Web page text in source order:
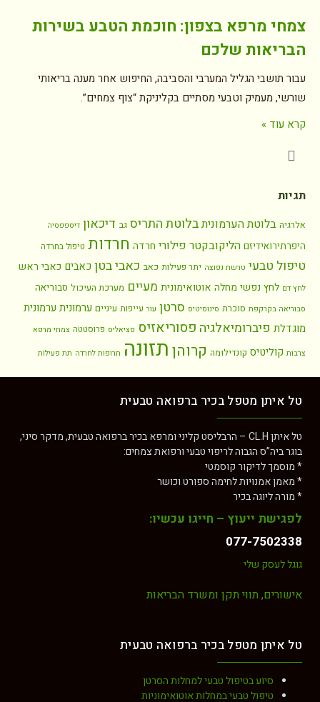
צמחי מרפא בצפון: חוכמת הטבע בשירות
הבריאות שלכם
עבור תושבי הגליל המערבי והסביבה, החיפוש אחר מענה בריאותי
שורשי, מעמיק וטבעי מסתיים בקליניקת “צוף צמחים”.
קרא עוד »
תגיות
אלרגיה בלוטת הערמוניתבלוטת התריס גב דיכאון דיספפסיה
היפרתירואידיזם הליקובקטר פילורי חרדה חרדות טיפול בחרדה
טיפול טבעי טרשת נפוצה יתר פעילות כאב כאבי בטן כאבים כאבי ראש
לחץ דם לחץ נפשי מחלה אוטואימונית מעיים מערכת העיכול סבוריאה
סבוריאה בקרקפת סוכרת סינוסיטיס סרטן עור עייפות עיניים ערמונית ערמונית
מוגדלת פיברומיאלגיה פסוריאזיס פציאליס פרוסטטה צמחי מרפא
צרבות קוליטיס קונדילומה קרוהןתזונה תרופות לחרדה תת פעילות
טל איתן מטפל בכיר ברפואה טבעית
טל איתן CL.H – הרבליסט קליני ומרפא בכיר ברפואה טבעית, מדקר סיני,
בוגר ביה”ס הגבוה לריפוי טבעי ורפואת צמחים:
* מוסמך לדיקור קוסמטי
* מאמן אמנויות לחימה ספורט וכושר
* מורה ליוגה בכיר
לפגישת ייעוץ – חייגו עכשיו:
077-7502338
גוגל לעסק שלי
אישורים, תווי תקן ומשרד הבריאות
טל איתן מטפל בכיר ברפואה טבעית
סיוע בטיפול טבעי למחלות הסרטן
טיפול טבעי במחלות אוטואימוניות